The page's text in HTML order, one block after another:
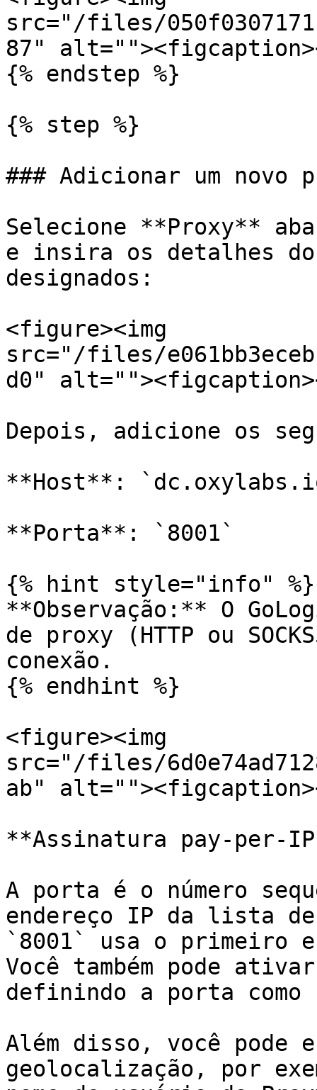
src="/files/
87"
{% endstep %}
{% step %}
### Adicionar um novo
Selecione **Proxy**
e insira os detalhes do
designados:
<figure><img
src="/files/
d0"
Depois, adicione os
**Host**:
**Porta**: `8001`
{% hint style="info" %}
**Observação:** O
de proxy (HTTP ou
conexão.
{% endhint %}
<figure><img
src="/files/
ab"
**Assinatura pay-per-
A porta é o número
endereço IP da lista
`8001` usa o primeiro
Você também pode
definindo a porta como
Além disso, você pode
geolocalização, por